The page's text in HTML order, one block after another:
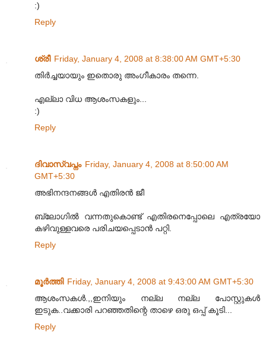
:)
Reply
ശ്രീ Friday, January 4, 2008 at 8:38:00 AM GMT+5:30
തിര്‍‌ച്ചയായും ഇതൊരു അംഗീകാരം തന്നെ.
എല്ലാ വിധ ആശംസകളും...
:)
Reply
ദിവാസ്വപ്നം Friday, January 4, 2008 at 8:50:00 AM
GMT+5:30
അഭിനന്ദനങ്ങള്‍ എതിരന്‍ ജീ
ബ്ലോഗില്‍ വന്നതുകൊണ്ട് എതിരനെപ്പോലെ എത്രയോ
കഴിവുള്ളവരെ പരിചയപ്പെടാന്‍ പറ്റി.
Reply
മൂര്‍ത്തി Friday, January 4, 2008 at 9:43:00 AM GMT+5:30
ആശംസകള്‍.,,ഇനിയും നല്ല നല്ല പോസ്റ്റുകള്‍
ഇടുക..വക്കാരി പറഞ്ഞതിന്റെ താഴെ ഒരു ഒപ്പ് കൂടി...
Reply